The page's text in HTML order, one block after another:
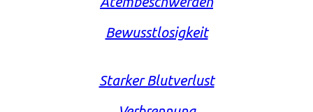
Bewusstlosigkeit
Starker Blutverlust